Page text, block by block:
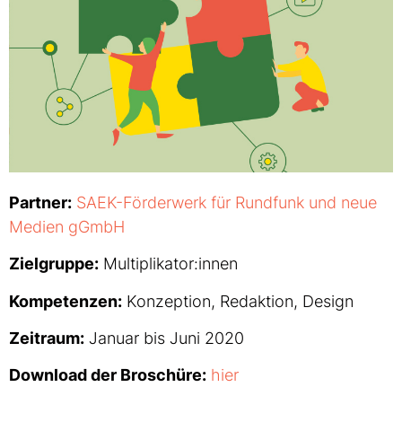
Partner: SAEK-Förderwerk für Rundfunk und neue
Medien gGmbH
Zielgruppe: Multiplikator:innen
Kompetenzen: Konzeption, Redaktion, Design
Zeitraum: Januar bis Juni 2020
Download der Broschüre: hier